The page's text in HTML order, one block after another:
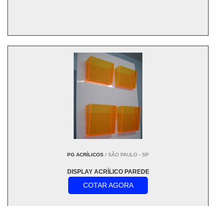
PG ACRÍLICOS / SÃO PAULO - SP
DISPLAY ACRÍLICO PAREDE
COTAR AGORA